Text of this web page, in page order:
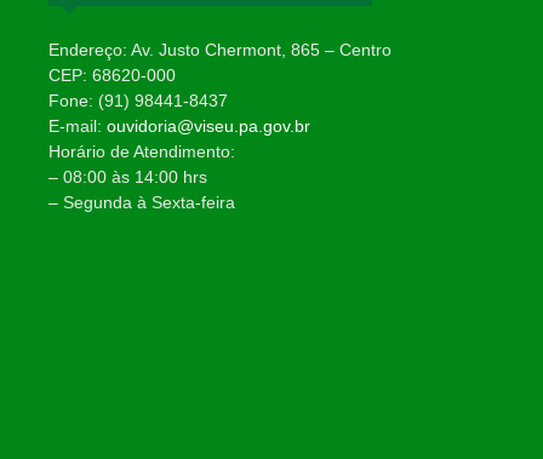
Endereço: Av. Justo Chermont, 865 – Centro
CEP: 68620-000
Fone: (91) 98441-8437
E-mail: ouvidoria@viseu.pa.gov.br
Horário de Atendimento:
– 08:00 às 14:00 hrs
– Segunda à Sexta-feira